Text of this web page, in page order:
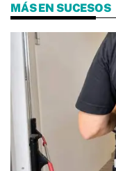
MÁS EN SUCESOS